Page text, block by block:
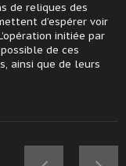
de reliques des
d’espérer voir
initiée par
de ces
ainsi que de leurs